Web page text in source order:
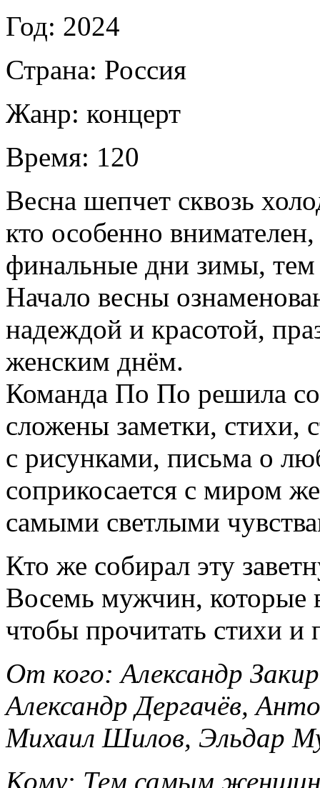
Год: 2024
Страна: Россия
Жанр: концерт
Время: 120
Весна шепчет сквозь
кто особенно
финальные дни зимы, тем
Начало весны
надеждой и красотой,
женским днём.
Команда По По решила
сложены заметки, стихи,
с рисунками, письма о
соприкосается с миром
самыми светлыми
Кто же собирал эту
Восемь мужчин, которые
чтобы прочитать стихи и
От кого:Александр
Александр Дергачёв,
Михаил Шилов, Эльдар
Кому: Тем самым